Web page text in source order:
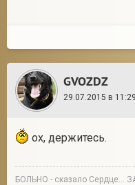
GVOZDZ
29.07.2015 в 11:29
ох, держитесь.
БОЛЬНО - сказало Сердце…